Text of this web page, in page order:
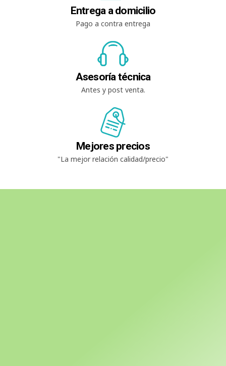
Entrega a domicilio
Pago a contra entrega
Asesoría técnica
Antes y post venta.
Mejores precios
"La mejor relación calidad/precio"